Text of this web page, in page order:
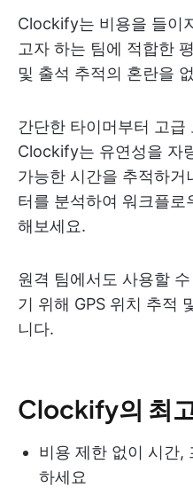
Clockify는 비용을 들이
고자 하는 팀에 적합한
및 출석 추적의 혼란을
간단한 타이머부터 고급
Clockify는 유연성을 자
가능한 시간을 추적하거
터를 분석하여 워크플
해보세요.
원격 팀에서도 사용할
기 위해 GPS 위치 추적
니다.
Clockify의 최
비용 제한 없이 시간,
하세요